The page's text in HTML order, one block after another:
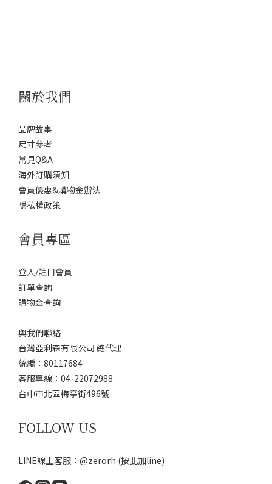
關於我們
品牌故事
尺寸參考
常見Q&A
海外訂購須知
會員優惠&購物金辦法
隱私權政策
會員專區
登入/註冊會員
訂單查詢
購物金查詢
與我們聯絡
台灣亞利森有限公司 總代理
統編：80117684
客服專線：04-22072988
台中市北區梅亭街496號
FOLLOW US
LINE線上客服：@zerorh (按此加line)